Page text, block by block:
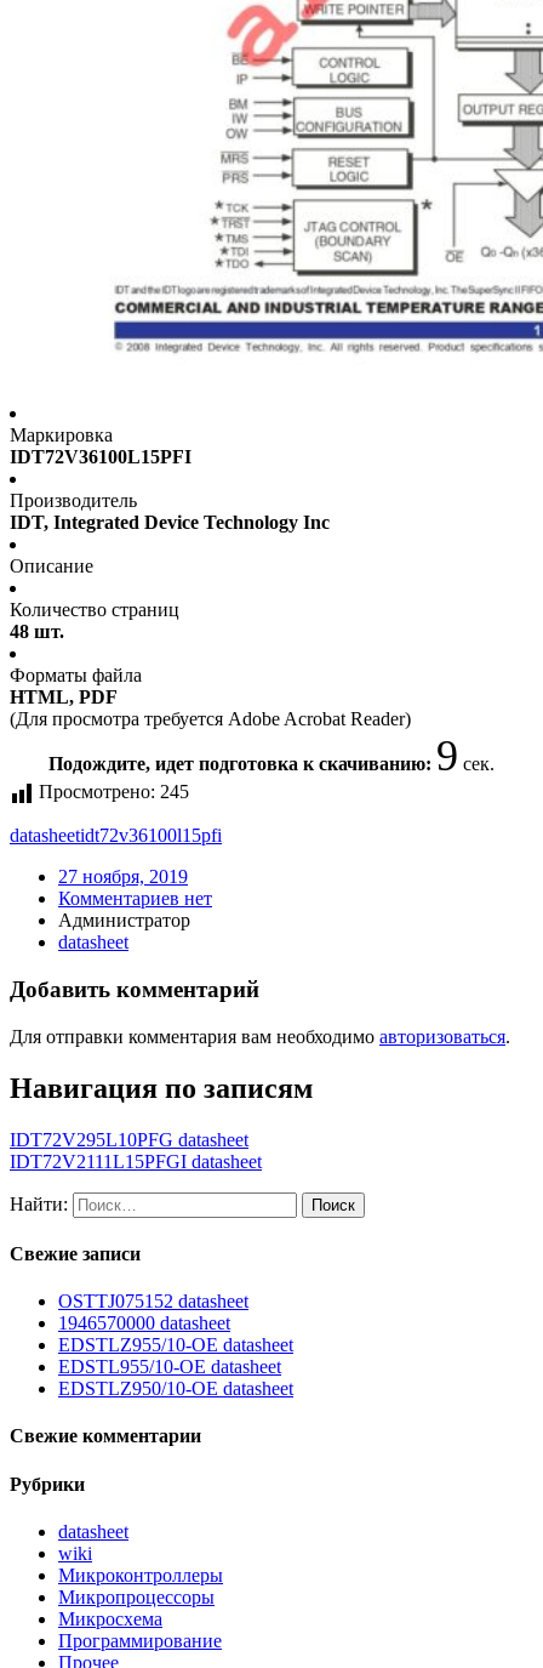
Маркировка
IDT72V36100L15PFI
Производитель
IDT, Integrated Device Technology Inc
Описание
Количество страниц
48 шт.
Форматы файла
HTML, PDF
(Для просмотра требуется Adobe Acrobat Reader)
Подождите, идет подготовка к скачиванию: 9 сек.
Просмотрено: 245
datasheetidt72v36100l15pfi
27 ноября, 2019
Комментариев нет
Администратор
datasheet
Добавить комментарий
Для отправки комментария вам необходимо авторизоваться.
Навигация по записям
IDT72V295L10PFG datasheet
IDT72V2111L15PFGI datasheet
Найти:
Свежие записи
OSTTJ075152 datasheet
1946570000 datasheet
EDSTLZ955/10-OE datasheet
EDSTL955/10-OE datasheet
EDSTLZ950/10-OE datasheet
Свежие комментарии
Рубрики
datasheet
wiki
Микроконтроллеры
Микропроцессоры
Микросхема
Программирование
Прочее